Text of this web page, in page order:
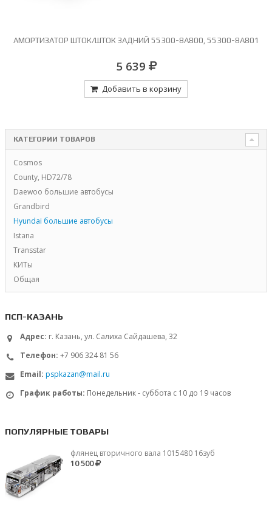
АМОРТИЗАТОР ШТОК/ШТОК ЗАДНИЙ 55300-8A800, 55300-8A801
5 639
Добавить в корзину
КАТЕГОРИИ ТОВАРОВ
Cosmos
County, HD72/78
Daewoo большие автобусы
Grandbird
Hyundai большие автобусы
Istana
Transstar
КИТы
Общая
ПСП-КАЗАНЬ
Адрес: г. Казань, ул. Салиха Сайдашева, 32
Телефон: +7 906 324 81 56
Email: pspkazan@mail.ru
График работы: Понедельник - суббота с 10 до 19 часов
ПОПУЛЯРНЫЕ ТОВАРЫ
флянец вторичного вала 1015480 16зуб
10 500